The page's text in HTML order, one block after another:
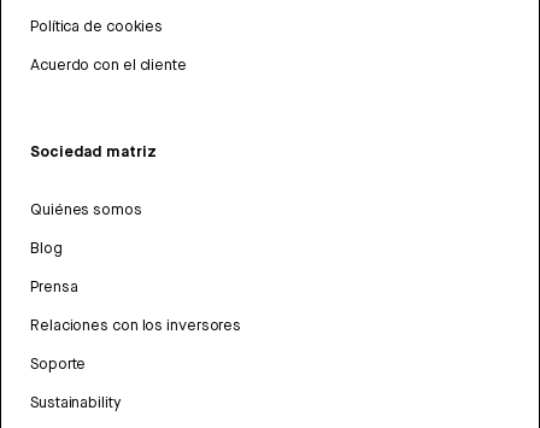
Política de cookies
Acuerdo con el cliente
Sociedad matriz
Quiénes somos
Blog
Prensa
Relaciones con los inversores
Soporte
Sustainability